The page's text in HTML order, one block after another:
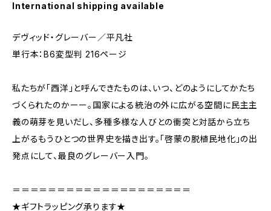
International shipping available
デヴィッド・グレーバー／平凡社
単行本：B6変型判 216ページ
私たちが「西洋」と呼んできたものは、いつ、どのようにしてかたち
づくられたのかーー。国家による統治の外に広がる空間に民主主
義の萌芽を見いだし、多種多様な人びとの衝突と対話から立ち
上がるもうひとつの世界史を描き出す。「啓蒙の脱植民地化」の出
発点にして、最良のグレーバー入門。
＝＝＝＝＝＝＝＝＝＝＝＝＝＝＝＝＝＝＝＝
★ギフトラッピング承ります★